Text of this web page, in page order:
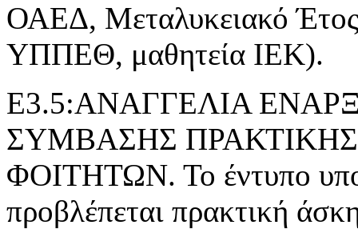
ΟΑΕΔ, Μεταλυκειακό Έτος
ΥΠΠΕΘ, μαθητεία ΙΕΚ).
Ε3.5:ΑΝΑΓΓΕΛΙΑ
ΣΥΜΒΑΣΗΣ
ΦΟΙΤΗΤΩΝ. Το έντυπο
προβλέπεται πρακτική